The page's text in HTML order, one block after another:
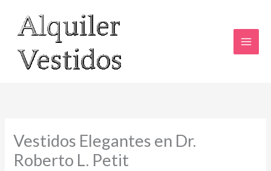
contenido
Vestidos Elegantes en Dr.
Roberto L. Petit